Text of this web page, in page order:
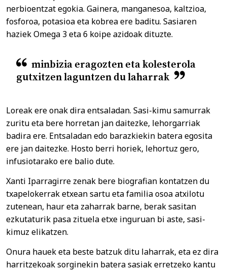
nerbioentzat egokia. Gainera, manganesoa, kaltzioa,
fosforoa, potasioa eta kobrea ere baditu. Sasiaren
haziek Omega 3 eta 6 koipe azidoak dituzte.
minbizia eragozten eta kolesterola
gutxitzen laguntzen du laharrak
Loreak ere onak dira entsaladan. Sasi-kimu samurrak
zuritu eta bere horretan jan daitezke, lehorgarriak
badira ere. Entsaladan edo barazkiekin batera egosita
ere jan daitezke. Hosto berri horiek, lehortuz gero,
infusiotarako ere balio dute.
Xanti Iparragirre zenak bere biografian kontatzen du
txapelokerrak etxean sartu eta familia osoa atxilotu
zutenean, haur eta zaharrak barne, berak sasitan
ezkutaturik pasa zituela etxe inguruan bi aste, sasi-
kimuz elikatzen.
Onura hauek eta beste batzuk ditu laharrak, eta ez dira
harritzekoak sorginekin batera sasiak erretzeko kantu